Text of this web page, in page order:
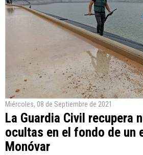
Miércoles, 08 de Septiembre de 2021
La Guardia Civil recupera
ocultas en el fondo de un
Monóvar